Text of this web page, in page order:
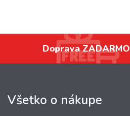
Doprava ZADARMO
Všetko o nákupe